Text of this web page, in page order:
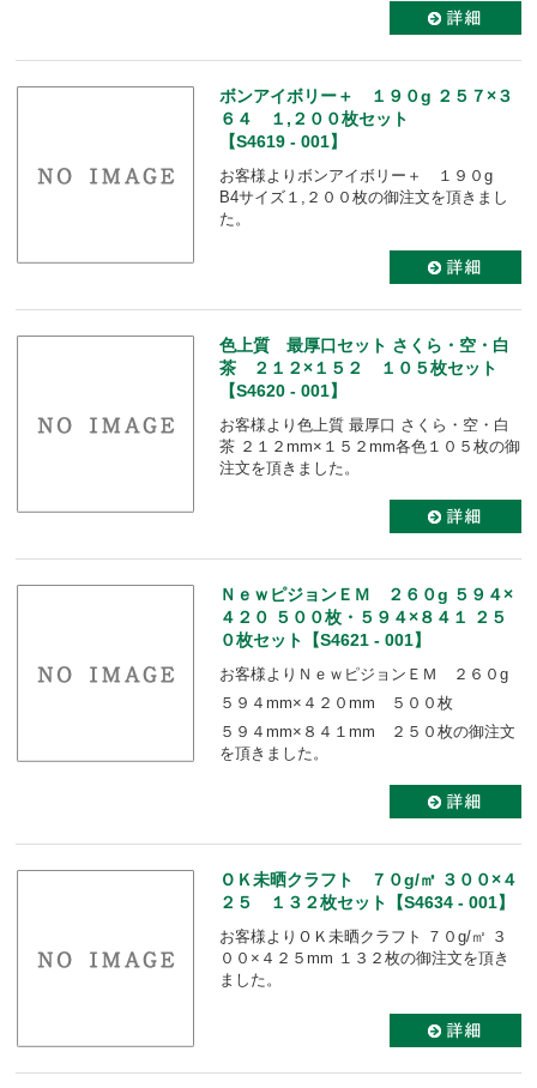
ボンアイボリー＋ １９０g ２５７×３
６４ １,２００枚セット
【S4619 - 001】
お客様よりボンアイボリー＋ １９０g
B4サイズ１,２００枚の御注文を頂きまし
た。
色上質 最厚口セット さくら・空・白
茶 ２１２×１５２ １０５枚セット
【S4620 - 001】
お客様より色上質 最厚口 さくら・空・白
茶 ２１２mm×１５２mm各色１０５枚の御
注文を頂きました。
ＮｅｗピジョンＥＭ ２６０g ５９４×
４２０ ５００枚・５９４×８４１ ２５
０枚セット【S4621 - 001】
お客様よりＮｅｗピジョンＥＭ ２６０g
５９４mm×４２０mm ５００枚
５９４mm×８４１mm ２５０枚の御注文
を頂きました。
ＯＫ未晒クラフト ７０g/㎡ ３００×４
２５ １３２枚セット【S4634 - 001】
お客様よりＯＫ未晒クラフト ７０g/㎡ ３
００×４２５mm １３２枚の御注文を頂き
ました。